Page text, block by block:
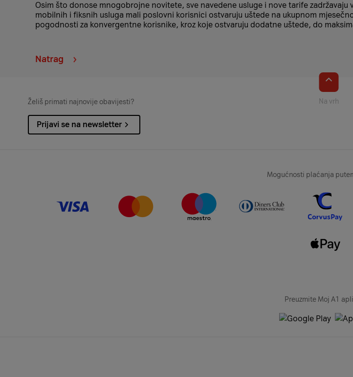
Osim što donose mnogobrojne novitete, sve navedene usluge i nove tarife
mobilnih i fiksnih usluga mali poslovni korisnici ostvaruju uštede na ukupnom
pogodnosti za konvergentne korisnike, kroz koje ostvaruju dodatne uštede, do
Natrag
Na vrh
Želiš primati najnovije obavijesti?
Prijavi se na newsletter
Mogućnosti plaćanja
Preuzmite Moj A1